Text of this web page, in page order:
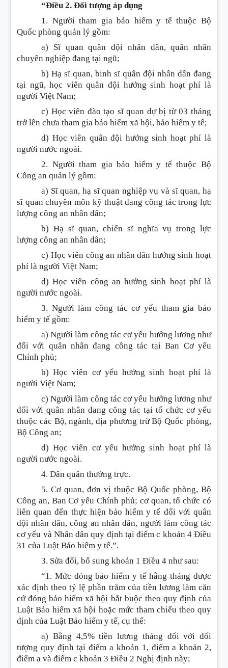
“Điều 2. Đối tượng áp dụng
1. Người tham gia bảo hiểm y tế thuộc Bộ
Quốc phòng quản lý gồm:
a) Sĩ quan quân đội nhân dân, quân nhân
chuyên nghiệp đang tại ngũ;
b) Hạ sĩ quan, binh sĩ quân đội nhân dân đang
tại ngũ, học viên quân đội hưởng sinh hoạt phí là
người Việt Nam;
c) Học viên đào tạo sĩ quan dự bị từ 03 tháng
trở lên chưa tham gia bảo hiểm xã hội, bảo hiểm y tế;
d) Học viên quân đội hưởng sinh hoạt phí là
người nước ngoài.
2. Người tham gia bảo hiểm y tế thuộc Bộ
Công an quản lý gồm:
a) Sĩ quan, hạ sĩ quan nghiệp vụ và sĩ quan, hạ
sĩ quan chuyên môn kỹ thuật đang công tác trong lực
lượng công an nhân dân;
b) Hạ sĩ quan, chiến sĩ nghĩa vụ trong lực
lượng công an nhân dân;
c) Học viên công an nhân dân hưởng sinh hoạt
phí là người Việt Nam;
d) Học viên công an hưởng sinh hoạt phí là
người nước ngoài.
3. Người làm công tác cơ yếu tham gia bảo
hiểm y tế gồm:
a) Người làm công tác cơ yếu hưởng lương như
đối với quân nhân đang công tác tại Ban Cơ yếu
Chính phủ;
b) Học viên cơ yếu hưởng sinh hoạt phí là
người Việt Nam;
c) Người làm công tác cơ yếu hưởng lương như
đối với quân nhân đang công tác tại tổ chức cơ yếu
thuộc các Bộ, ngành, địa phương trừ Bộ Quốc phòng,
Bộ Công an;
d) Học viên cơ yếu hưởng sinh hoạt phí là
người nước ngoài.
4. Dân quân thường trực.
5. Cơ quan, đơn vị thuộc Bộ Quốc phòng, Bộ
Công an, Ban Cơ yếu Chính phủ; cơ quan, tổ chức có
liên quan đến thực hiện bảo hiểm y tế đối với quân
đội nhân dân, công an nhân dân, người làm công tác
cơ yếu và Nhân dân quy định tại điểm c khoản 4 Điều
31 của Luật Bảo hiểm y tế.”.
3. Sửa đổi, bổ sung khoản 1 Điều 4 như sau:
“1. Mức đóng bảo hiểm y tế hằng tháng được
xác định theo tỷ lệ phần trăm của tiền lương làm căn
cứ đóng bảo hiểm xã hội bắt buộc theo quy định của
Luật Bảo hiểm xã hội hoặc mức tham chiếu theo quy
định của Luật Bảo hiểm y tế, cụ thể:
a) Bằng 4,5% tiền lương tháng đối với đối
tượng quy định tại điểm a khoản 1, điểm a khoản 2,
điểm a và điểm c khoản 3 Điều 2 Nghị định này;